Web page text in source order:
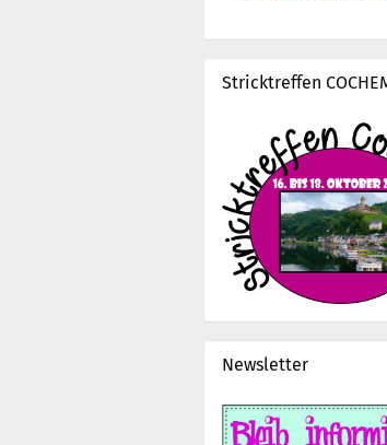
Stricktreffen
Newsletter